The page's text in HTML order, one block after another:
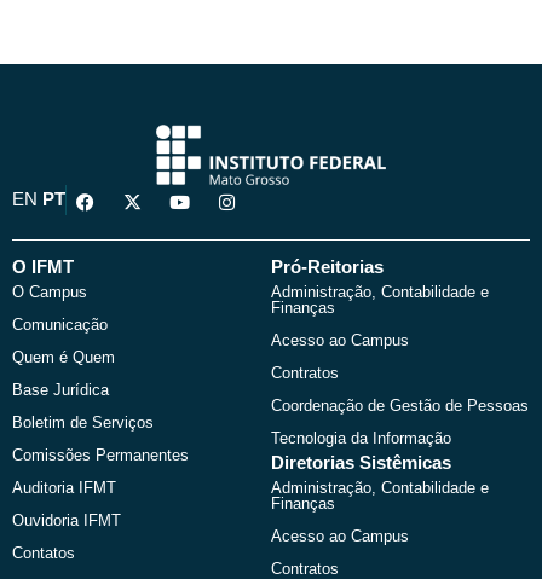
b
a
EN PT
F
a
e
o
k
X
-
w
Y
o
t
I
n
t
O IFMT
O Campus
Comunicação
Quem é Quem
Base Jurídica
Boletim de Serviços
Comissões Permanentes
Auditoria IFMT
Ouvidoria IFMT
Contatos
Pró-Reitorias
Administração, Contabilidade e
Finanças
Acesso ao Campus
Contratos
Coordenação de Gestão de Pessoas
Tecnologia da Informação
Diretorias Sistêmicas
Administração, Contabilidade e
Finanças
Acesso ao Campus
Contratos